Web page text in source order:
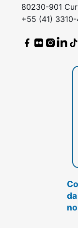
80230-901
+55 (41)